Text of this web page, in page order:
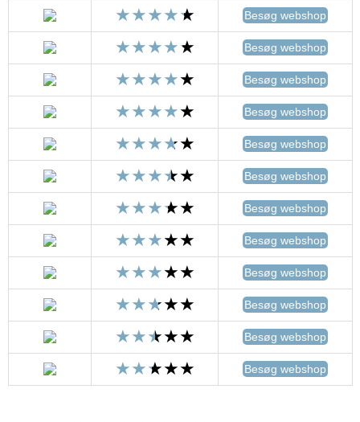
Besøg webshop
Besøg webshop
Besøg webshop
Besøg webshop
Besøg webshop
Besøg webshop
Besøg webshop
Besøg webshop
Besøg webshop
Besøg webshop
Besøg webshop
Besøg webshop